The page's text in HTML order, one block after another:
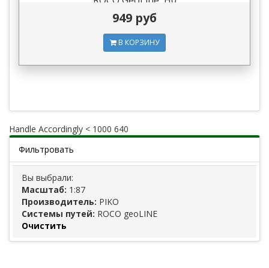
949 руб
В КОРЗИНУ
Handle Accordingly < 1000 640
Фильтровать
Вы выбрали:
Масштаб: 1:87
Производитель: PIKO
Системы путей: ROCO geoLINE
Очистить